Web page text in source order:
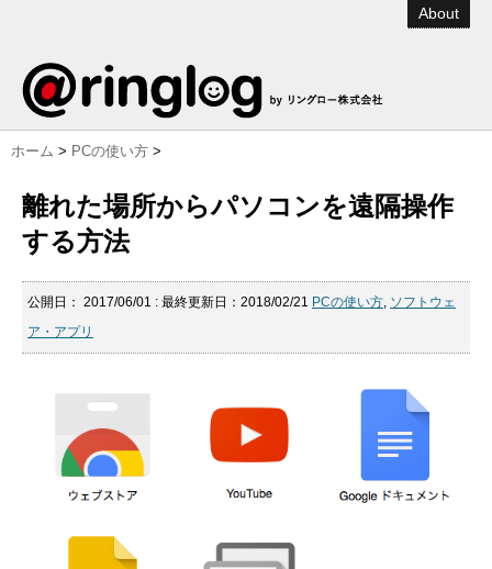
About
ホーム > PCの使い方 >
離れた場所からパソコンを遠隔操作
する方法
公開日： 2017/06/01 : 最終更新日：2018/02/21 PCの使い方, ソフトウェ
ア・アプリ